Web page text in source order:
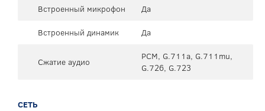
Встроенный микрофон
Да
Встроенный динамик
Да
Сжатие аудио
PCM, G.711a, G.711mu,
G.726, G.723
СЕТЬ